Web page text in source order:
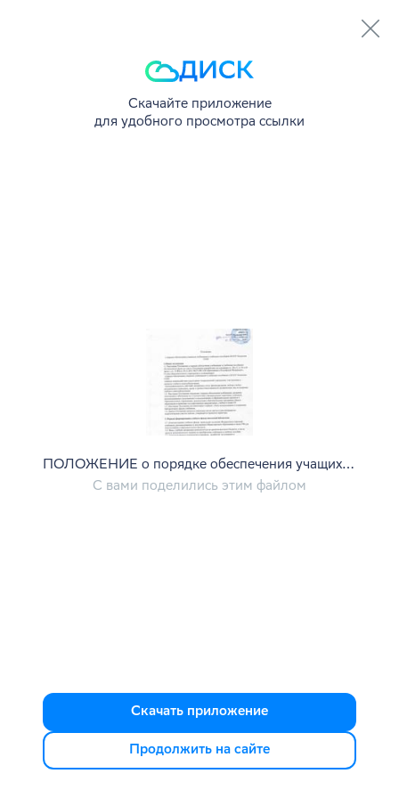
Скачайте приложение
для удобного просмотра ссылки
ПОЛОЖЕНИЕ о порядке обеспечения учащихся учебниками (1).pdf
С вами поделились этим файлом
Скачать приложение
Продолжить на сайте